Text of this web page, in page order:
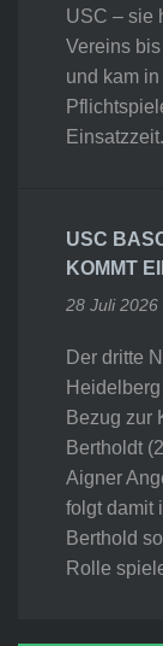
USC – sie
Vereins
und kam
USC
KOMMT
28 Juli 2026
Der dritte
Bezug zur
Bertholdt
Aigner
folgt damit
Berthold
Rolle